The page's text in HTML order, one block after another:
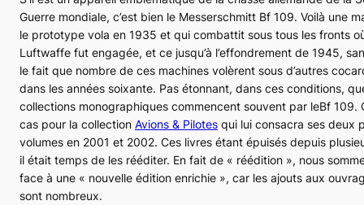
Guerre mondiale, c’est bien le Messerschmitt Bf 109. Voilà une
le prototype vola en 1935 et qui combattit sous tous les fronts
Luftwaffe fut engagée, et ce jusqu’à l’effondrement de 1945,
le fait que nombre de ces machines volèrent sous d’autres
dans les années soixante. Pas étonnant, dans ces conditions,
collections monographiques commencent souvent par leBf 109.
cas pour la collection Avions & Pilotes qui lui consacra ses deux
volumes en 2001 et 2002. Ces livres étant épuisés depuis
il était temps de les rééditer. En fait de « réédition », nous
face à une « nouvelle édition enrichie », car les ajouts aux
sont nombreux.